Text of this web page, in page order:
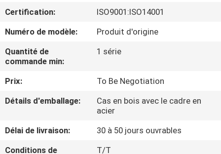
SUJET
NOUS
D'USINE
DE
Certification:
ISO9001:ISO14001
Numéro de modèle:
Produit d'origine
Quantité de
commande min:
1 série
Prix:
To Be Negotiation
Détails d'emballage:
Cas en bois avec le cadre en
acier
Délai de livraison:
30 à 50 jours ouvrables
Conditions de
T/T